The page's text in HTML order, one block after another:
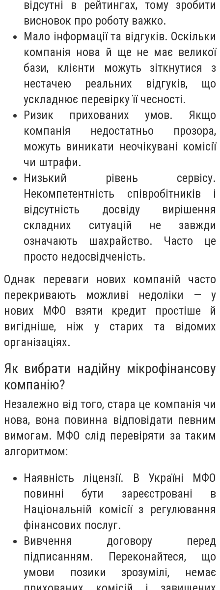
відсутні в рейтингах, тому зробити
висновок про роботу важко.
Мало інформації та відгуків. Оскільки
компанія нова й ще не має великої
бази, клієнти можуть зіткнутися з
нестачею реальних відгуків, що
ускладнює перевірку її чесності.
Ризик прихованих умов. Якщо
компанія недостатньо прозора,
можуть виникати неочікувані комісії
чи штрафи.
Низький рівень сервісу.
Некомпетентність співробітників і
відсутність досвіду вирішення
складних ситуацій не завжди
означають шахрайство. Часто це
просто недосвідченість.
Однак переваги нових компаній часто
перекривають можливі недоліки — у
нових МФО взяти кредит простіше й
вигідніше, ніж у старих та відомих
організаціях.
Як вибрати надійну мікрофінансову
компанію?
Незалежно від того, стара це компанія чи
нова, вона повинна відповідати певним
вимогам. МФО слід перевіряти за таким
алгоритмом:
Наявність ліцензії. В Україні МФО
повинні бути зареєстровані в
Національній комісії з регулювання
фінансових послуг.
Вивчення договору перед
підписанням. Переконайтеся, що
умови позики зрозумілі, немає